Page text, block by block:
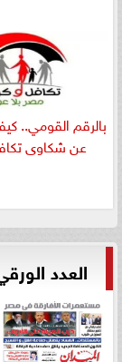
بالرقم القومي..
عن شكاوى
العدد